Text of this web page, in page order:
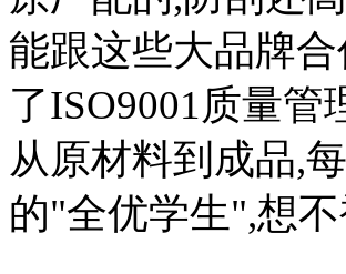
能跟这些大品牌
了ISO9001质量管
从原材料到成品,
的"全优学生",想